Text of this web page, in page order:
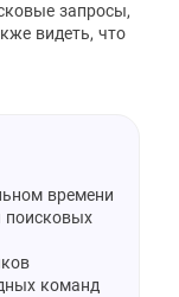
запросы,
видеть, что
времени
поисковых
команд